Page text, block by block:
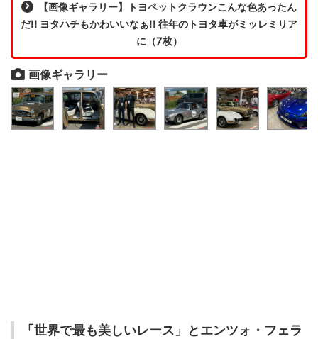
【画像ギャラリー】トヨペットクラウンこんな色あったん
だ!! ヨタハチもかわいいなぁ!! 往年のトヨタ車がミッレミリア
に（7枚）
画像ギャラリー
「世界で最も美しいレース」とエンツォ・フェラ